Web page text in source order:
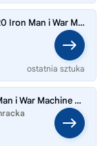
LEGO SUPER HEROES 76320 Iron Man i War Machine
ostatnia sztuka
LEGO | Marvel 76320 Iron Man i War Machine vs. Hammer's Drony